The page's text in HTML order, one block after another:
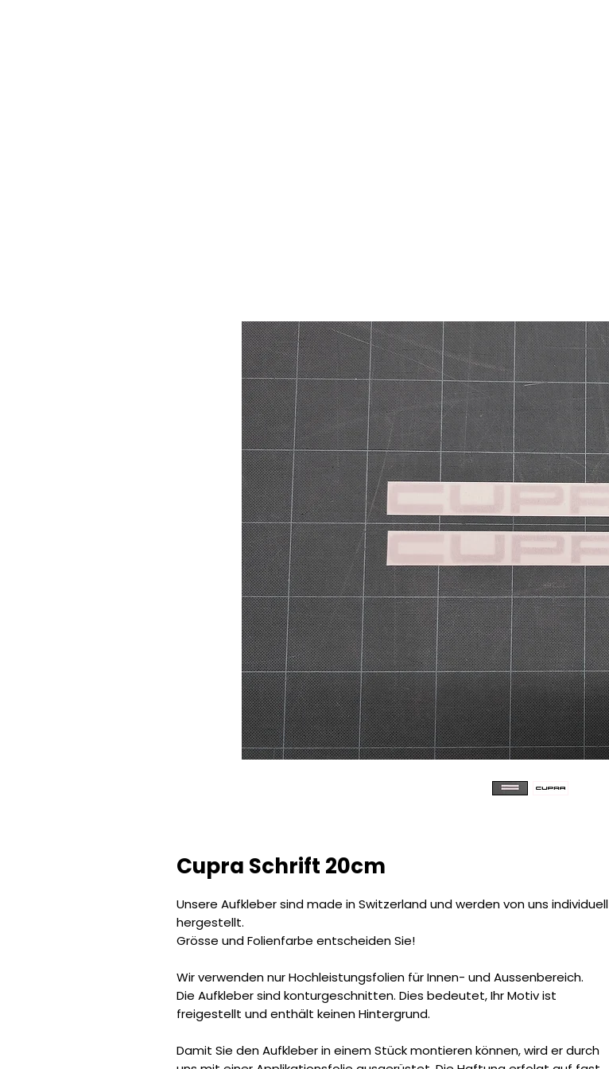
Cupra Schrift 20cm
Unsere Aufkleber sind made in Switzerland und werden von uns individuell
hergestellt.
Grösse und Folienfarbe entscheiden Sie!
Wir verwenden nur Hochleistungsfolien für Innen- und Aussenbereich.
Die Aufkleber sind konturgeschnitten. Dies bedeutet, Ihr Motiv ist
freigestellt und enthält keinen Hintergrund.
Damit Sie den Aufkleber in einem Stück montieren können, wird er durch